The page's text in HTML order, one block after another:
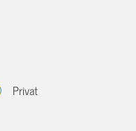
Privat